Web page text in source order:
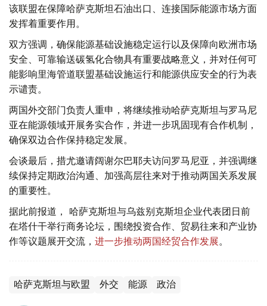
该联盟在保障哈萨克斯坦石油出口、连接国际能源市场方面
发挥着重要作用。
双方强调，确保能源基础设施稳定运行以及保障向欧洲市场
安全、可靠输送碳氢化合物具有重要战略意义，并对任何可
能影响里海管道联盟基础设施运行和能源供应安全的行为表
示谴责。
两国外交部门负责人重申，将继续推动哈萨克斯坦与罗马尼
亚在能源领域开展务实合作，并进一步巩固现有合作机制，
确保双边合作保持稳定发展。
会谈最后，措尤邀请阔谢尔巴耶夫访问罗马尼亚，并强调继
续保持定期政治沟通、加强高层往来对于推动两国关系发展
的重要性。
据此前报道， 哈萨克斯坦与乌兹别克斯坦企业代表团日前
在塔什干举行商务论坛，围绕投资合作、贸易往来和产业协
作等议题展开交流， 进一步推动两国经贸合作发展。
哈萨克斯坦与欧盟 外交 能源 政治